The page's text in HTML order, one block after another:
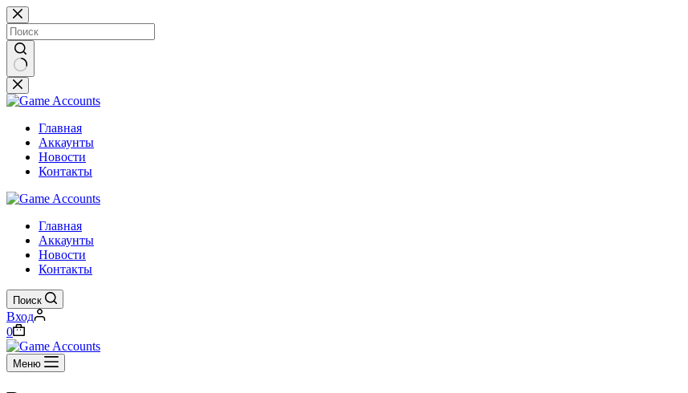
Перейти
к
сути
Ничего
не
Главная
Аккаунты
Новости
Контакты
Главная
Аккаунты
Новости
Контакты
Поиск
Вход
Корзина
0
Меню